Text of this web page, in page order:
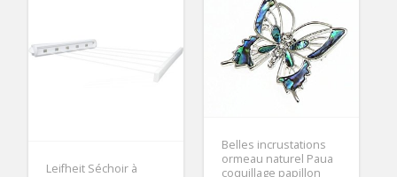
Belles incrustations
ormeau naturel Paua
coquillage papillon
Leifheit Séchoir à